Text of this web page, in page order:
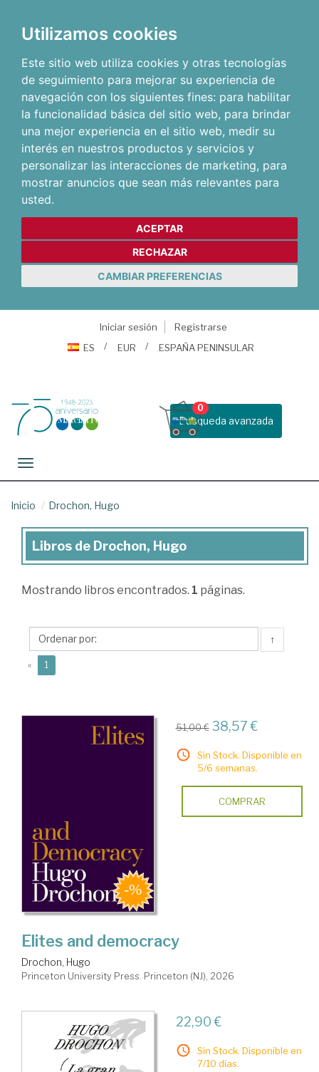
Utilizamos cookies
Este sitio web utiliza cookies y otras tecnologías
de seguimiento para mejorar su experiencia de
navegación con los siguientes fines: para habilitar
la funcionalidad básica del sitio web, para brindar
una mejor experiencia en el sitio web, medir su
interés en nuestros productos y servicios y
personalizar las interacciones de marketing, para
mostrar anuncios que sean más relevantes para
usted.
ACEPTAR
RECHAZAR
CAMBIAR PREFERENCIAS
Iniciar sesión
Registrarse
ES
EUR ESPAÑA PENINSULAR
Busqueda avanzada
0
Toggle navigation
Inicio Drochon, Hugo
Libros
Drochon,
Libros de Drochon, Hugo
Mostrando libros encontrados. 1 páginas.
↑
« 1
51,00 € 38,57 €
Sin Stock. Disponible en
5/6 semanas.
COMPRAR
Elites and democracy
Drochon, Hugo
Princeton University Press. Princeton (NJ), 2026
22,90 €
Sin Stock. Disponible en
7/10 días.